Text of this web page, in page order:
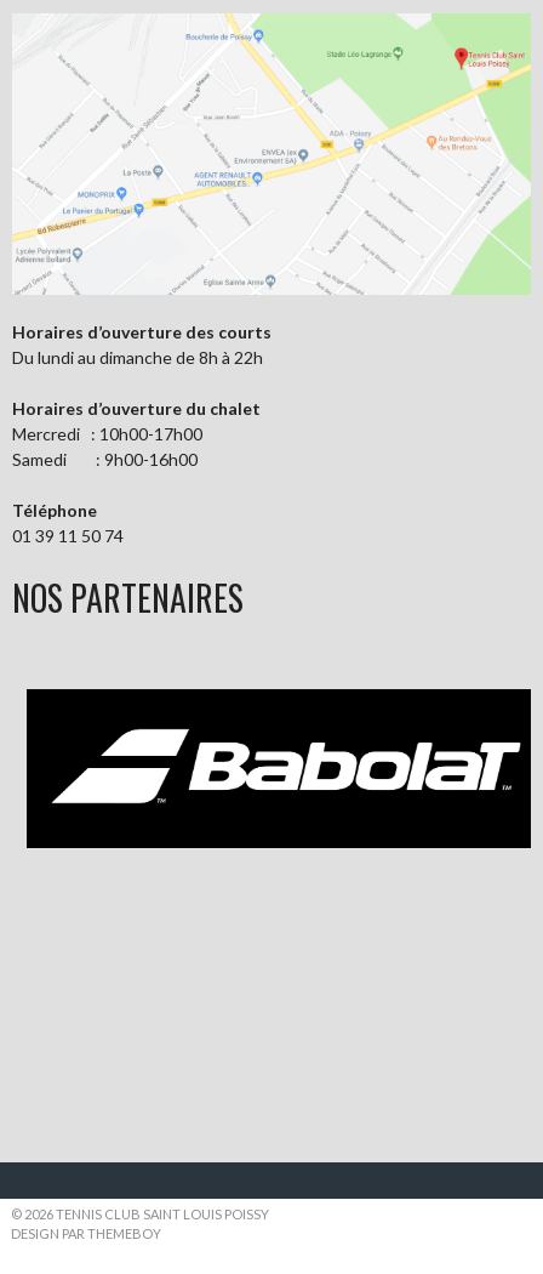
Horaires d’ouverture des courts
Du lundi au dimanche de 8h à 22h
Horaires d’ouverture du chalet
Mercredi : 10h00-17h00
Samedi : 9h00-16h00
Téléphone
01 39 11 50 74
NOS PARTENAIRES
© 2026 TENNIS CLUB SAINT LOUIS POISSY
DESIGN PAR THEMEBOY